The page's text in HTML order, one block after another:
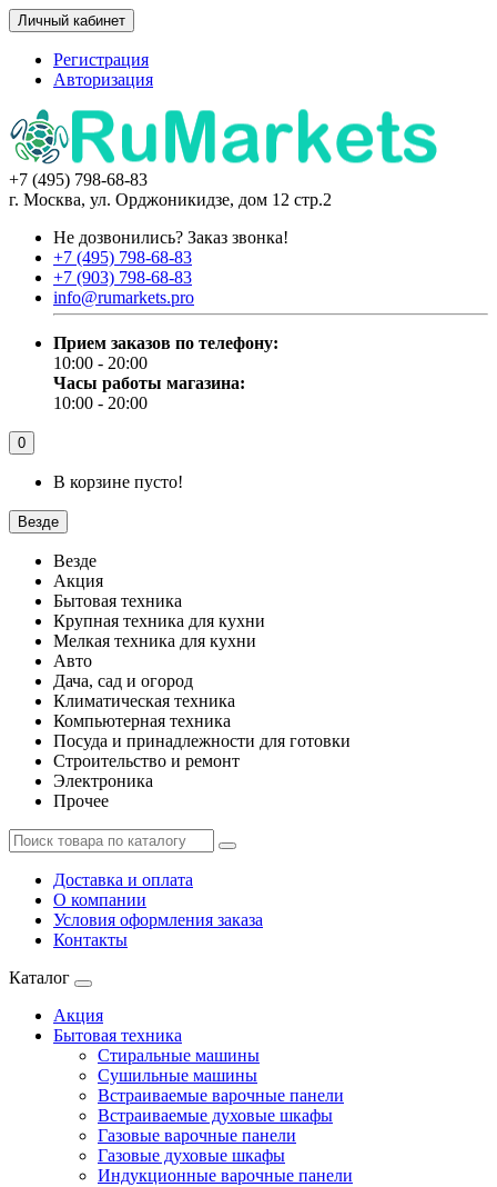
Личный кабинет
Регистрация
Авторизация
+7 (495) 798-68-83
г. Москва, ул. Орджоникидзе, дом 12 стр.2
Не дозвонились? Заказ звонка!
+7 (495) 798-68-83
+7 (903) 798-68-83
info@rumarkets.pro
Прием заказов по телефону:
10:00 - 20:00
Часы работы магазина:
10:00 - 20:00
0
В корзине пусто!
Везде
Везде
Акция
Бытовая техника
Крупная техника для кухни
Мелкая техника для кухни
Авто
Дача, сад и огород
Климатическая техника
Компьютерная техника
Посуда и принадлежности для готовки
Строительство и ремонт
Электроника
Прочее
Доставка и оплата
О компании
Условия оформления заказа
Контакты
Каталог
Акция
Бытовая техника
Стиральные машины
Сушильные машины
Встраиваемые варочные панели
Встраиваемые духовые шкафы
Газовые варочные панели
Газовые духовые шкафы
Индукционные варочные панели